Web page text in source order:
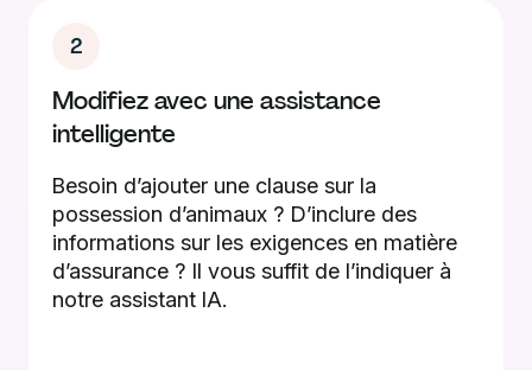
2
Modifiez avec une assistance
intelligente
Besoin d’ajouter une clause sur la
possession d’animaux ? D’inclure des
informations sur les exigences en matière
d’assurance ? Il vous suffit de l’indiquer à
notre assistant IA.